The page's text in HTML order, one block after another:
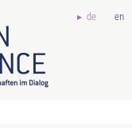
de en